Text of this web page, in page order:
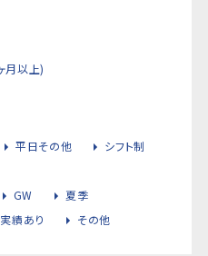
月以上)
平日その他
シフト制
GW
夏季
績あり その他